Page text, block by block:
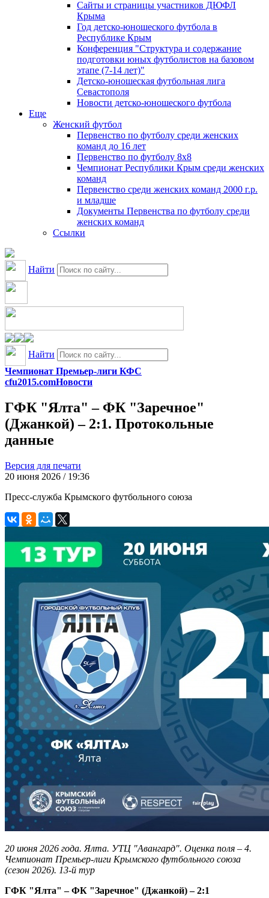
Сайты и страницы участников ДЮФЛ
Крыма
Год детско-юношеского футбола в
Республике Крым
Конференция "Структура и содержание
подготовки юных футболистов на базовом
этапе (7-14 лет)"
Детско-юношеская футбольная лига
Севастополя
Новости детско-юношеского футбола
Еще
Женский футбол
Первенство по футболу среди женских
команд до 16 лет
Первенство по футболу 8х8
Чемпионат Республики Крым среди женских
команд
Первенство среди женских команд 2000 г.р.
и младше
Документы Первенства по футболу среди
женских команд
Ссылки
Найти
Найти
Чемпионат Премьер-лиги КФС
cfu2015.comНовости
ГФК "Ялта" – ФК "Заречное"
(Джанкой) – 2:1. Протокольные
данные
Версия для печати
20 июня 2026 / 19:36
Пресс-служба Крымского футбольного союза
20 июня 2026 года. Ялта. УТЦ "Авангард". Оценка поля – 4.
Чемпионат Премьер-лиги Крымского футбольного союза
(сезон 2026). 13-й тур
ГФК "Ялта" – ФК "Заречное" (Джанкой) – 2:1